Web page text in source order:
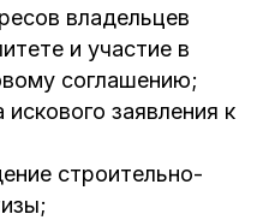
владельцев
и участие в
соглашению;
заявления к
строительно-